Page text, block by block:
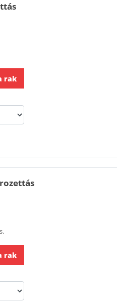
rak
rak
35/92/16/ 8 PZ
11 233 Ft